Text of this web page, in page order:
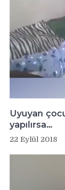
Uyuyan
yapılırsa…
22 Eylül 2018